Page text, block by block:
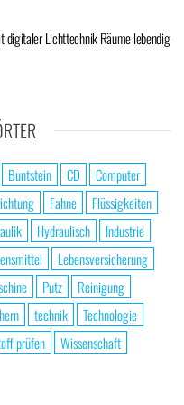
digitaler Lichttechnik Räume lebendig
Buntstein CD
Computer
Fahne
Flüssigkeiten
Hydraulisch
Industrie
Lebensversicherung
Putz
Reinigung
technik
Technologie
prüfen
Wissenschaft